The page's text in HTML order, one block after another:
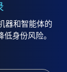
器和智能体的
身份风险。